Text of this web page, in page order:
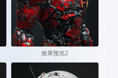
效果预览2